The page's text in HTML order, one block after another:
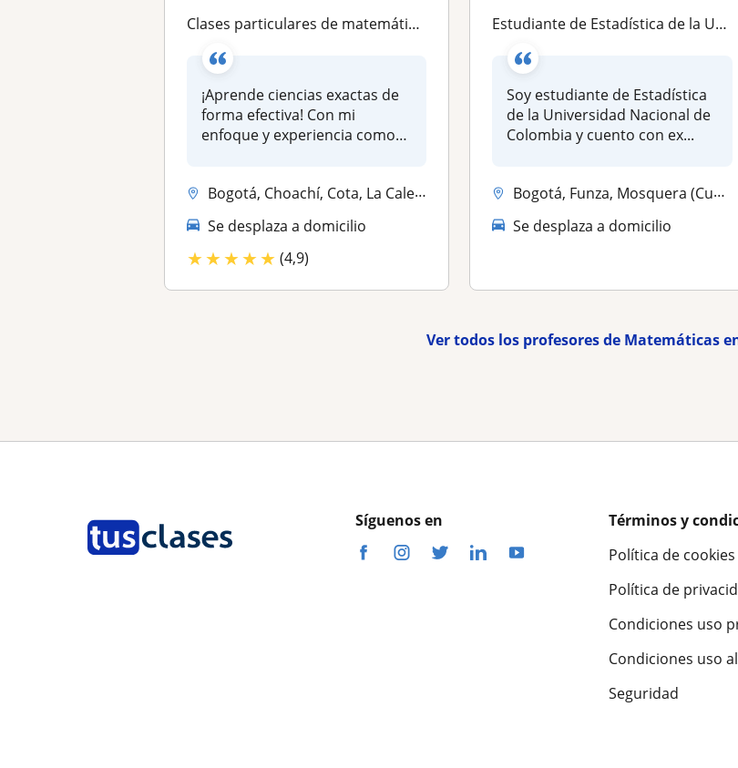
Clases particulares de matemáticas (básicas, cálculo diferencial, integral) álgebra lineal, geometría, estadística
¡Aprende ciencias exactas de
forma efectiva! Con mi
enfoque y experiencia como
Bogotá, Choachí, Cota, La Calera, Albán (Cundinamarca), Anolaima, Chía...
Se desplaza a domicilio
★★★★★ (4,9)
Estudiante de Estadística de la UNAL | Clases de Matemáticas, Estadística y Python
Soy estudiante de Estadística
de la Universidad Nacional de
Colombia y cuento con ex...
Bogotá, Funza, Mosquera (Cundinamarca), Soacha
Se desplaza a domicilio
Ver todos los profesores de Matemáticas
Síguenos en
Términos y
Política de cookies
Política de
Condiciones uso
Condiciones uso
Seguridad